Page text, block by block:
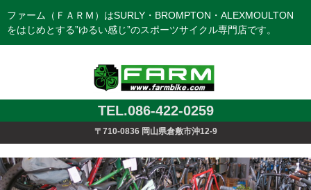
ファーム（ＦＡＲＭ）はSURLY・BROMPTON・ALEXMOULTON
をはじめとする”ゆるい感じ”のスポーツサイクル専門店です。
TEL.086-422-0259
〒710-0836 岡山県倉敷市沖12-9